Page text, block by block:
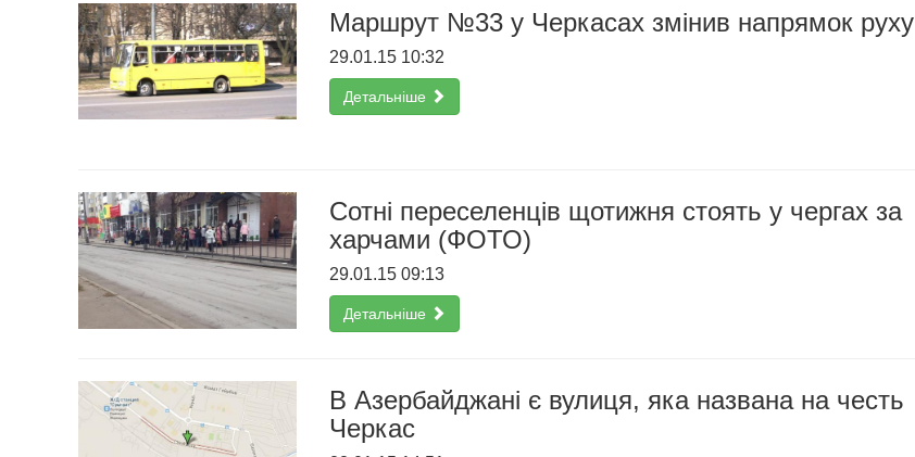
Маршрут №33 у Черкасах змінив напрямок руху
29.01.15 10:32
Детальніше
Сотні переселенців щотижня стоять у чергах за
харчами (ФОТО)
29.01.15 09:13
Детальніше
В Азербайджані є вулиця, яка названа на честь
Черкас